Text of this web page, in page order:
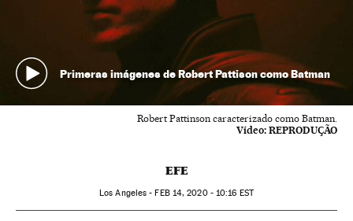
Primeras imágenes de Robert Pattison como Batman
Robert Pattinson caracterizado como Batman.
Vídeo: REPRODUÇÃO
EFE
Los Angeles -FEB14, 2020 - 10:16 EST